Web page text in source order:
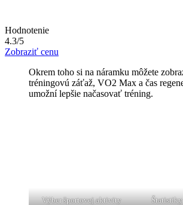
Hodnotenie
4.3/5
Zobraziť cenu
Okrem toho si na náramku môžete
tréningovú záťaž, VO2 Max a čas
umožní lepšie načasovať tréning.
Výber športovej aktivity